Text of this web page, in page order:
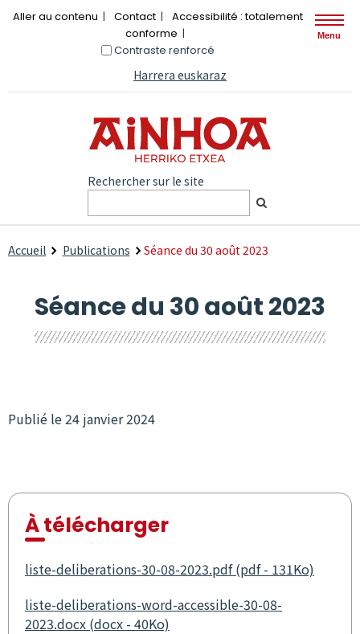
Aller au contenu Contact
Accessibilité : totalement
conforme
Contraste renforcé
Harrera euskaraz
Rechercher sur le site
Menu
Accueil Publications Séance du 30 août 2023
Séance du 30 août 2023
Publié le 24 janvier 2024
À télécharger
liste-deliberations-30-08-2023.pdf (pdf - 131Ko)
liste-deliberations-word-accessible-30-08-
2023.docx (docx - 40Ko)